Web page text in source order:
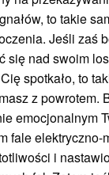
to takie
Jeśli zaś
się nad swoim
spotkało, to
z powrotem.
emocjonalnym
fale elektryczno-
i